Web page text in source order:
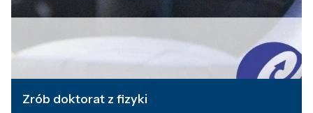
Zrób doktorat z fizyki